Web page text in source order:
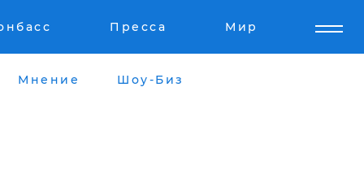
Пресса Мир
Мнение Шоу-Биз